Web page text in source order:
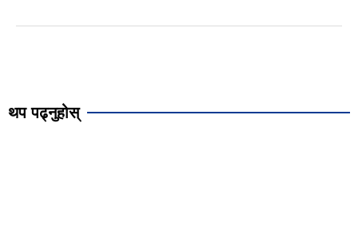
थप पढ्नुहोस्